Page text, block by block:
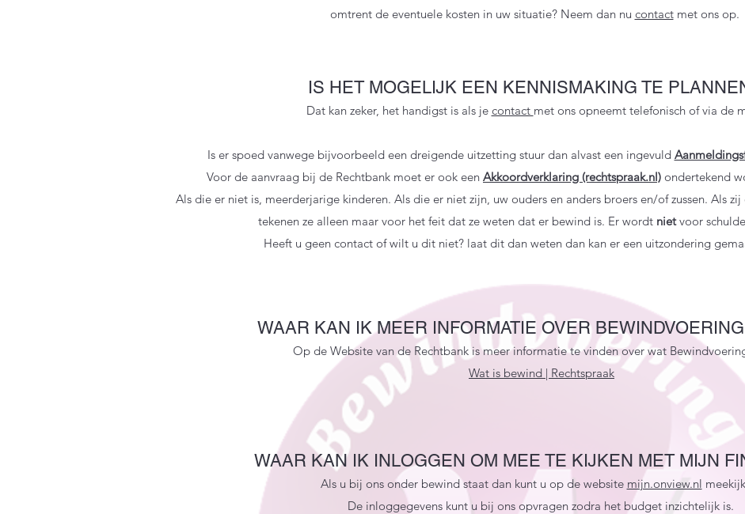
omtrent de eventuele kosten in uw situatie? Neem dan nu contactmet ons op.
IS HET MOGELIJK EEN KENNISMAKING TE
Dat kan zeker, het handigst is als je contact met ons opneemt telefonisch of via de
Is er spoed vanwege bijvoorbeeld een dreigende uitzetting stuur dan alvast een ingevuld
Voor de aanvraag bij de Rechtbank moet er ook een Akkoordverklaring (rechtspraak.nl) ondertekend
Als die er niet is, meerderjarige kinderen. Als die er niet zijn, uw ouders en anders broers en/of zussen. Als
tekenen ze alleen maar voor het feit dat ze weten dat er bewind is. Er wordt nietvoor
Heeft u geen contact of wilt u dit niet? laat dit dan weten dan kan er een uitzondering
WAAR KAN IK MEER INFORMATIE OVER
Op de Website van de Rechtbank is meer informatie te vinden over wat
Wat is bewind | Rechtspraak
WAAR KAN IK INLOGGEN OM MEE TE KIJKEN MET MIJN
Als u bij ons onder bewind staat dan kunt u op de website mijn.onview.nl
De inloggegevens kunt u bij ons opvragen zodra het budget inzichtelijk is.